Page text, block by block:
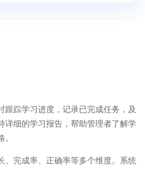
跟踪学习进度，记录已完成任务，及
详细的学习报告，帮助管理者了解学
、完成率、正确率等多个维度。系统